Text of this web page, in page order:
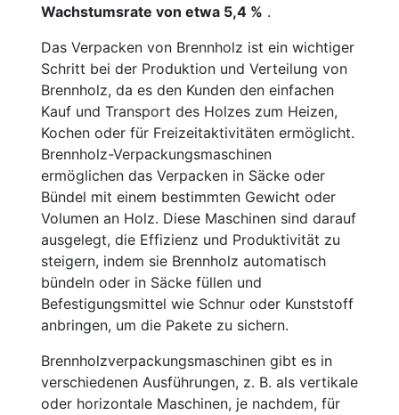
Wachstumsrate von etwa 5,4 % .
Das Verpacken von Brennholz ist ein wichtiger
Schritt bei der Produktion und Verteilung von
Brennholz, da es den Kunden den einfachen
Kauf und Transport des Holzes zum Heizen,
Kochen oder für Freizeitaktivitäten ermöglicht.
Brennholz-Verpackungsmaschinen
ermöglichen das Verpacken in Säcke oder
Bündel mit einem bestimmten Gewicht oder
Volumen an Holz. Diese Maschinen sind darauf
ausgelegt, die Effizienz und Produktivität zu
steigern, indem sie Brennholz automatisch
bündeln oder in Säcke füllen und
Befestigungsmittel wie Schnur oder Kunststoff
anbringen, um die Pakete zu sichern.
Brennholzverpackungsmaschinen gibt es in
verschiedenen Ausführungen, z. B. als vertikale
oder horizontale Maschinen, je nachdem, für